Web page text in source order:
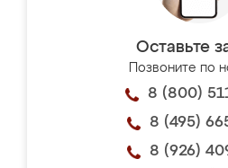
Оставьте
Позвоните по
8 (800)
8 (495)
8 (926)